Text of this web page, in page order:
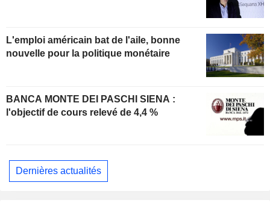
L'emploi américain bat de l'aile, bonne
nouvelle pour la politique monétaire
BANCA MONTE DEI PASCHI SIENA :
l'objectif de cours relevé de 4,4 %
Dernières actualités